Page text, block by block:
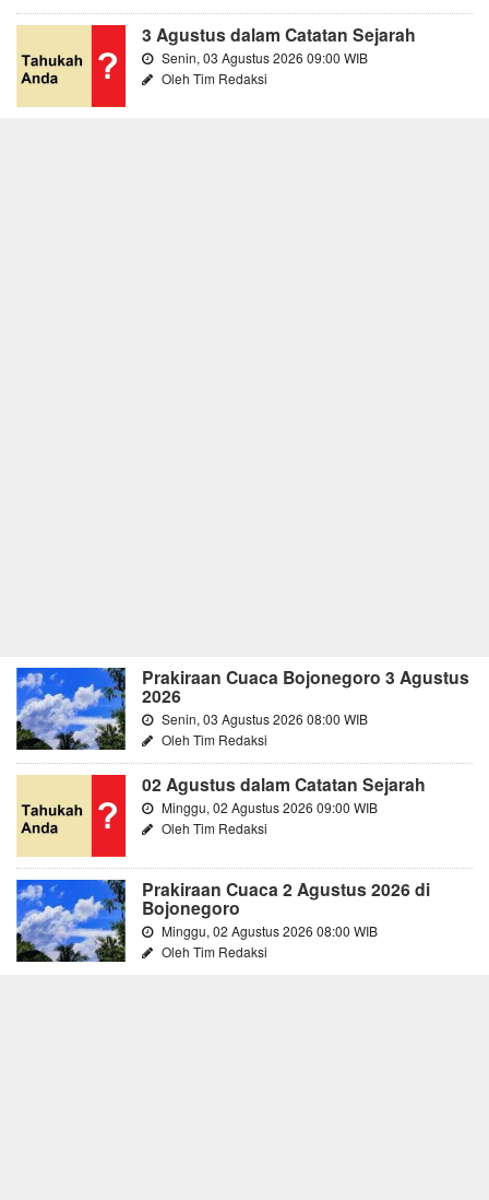
3 Agustus dalam Catatan Sejarah
Senin, 03 Agustus 2026 09:00 WIB
Oleh Tim Redaksi
Prakiraan Cuaca Bojonegoro 3 Agustus
2026
Senin, 03 Agustus 2026 08:00 WIB
Oleh Tim Redaksi
02 Agustus dalam Catatan Sejarah
Minggu, 02 Agustus 2026 09:00 WIB
Oleh Tim Redaksi
Prakiraan Cuaca 2 Agustus 2026 di
Bojonegoro
Minggu, 02 Agustus 2026 08:00 WIB
Oleh Tim Redaksi